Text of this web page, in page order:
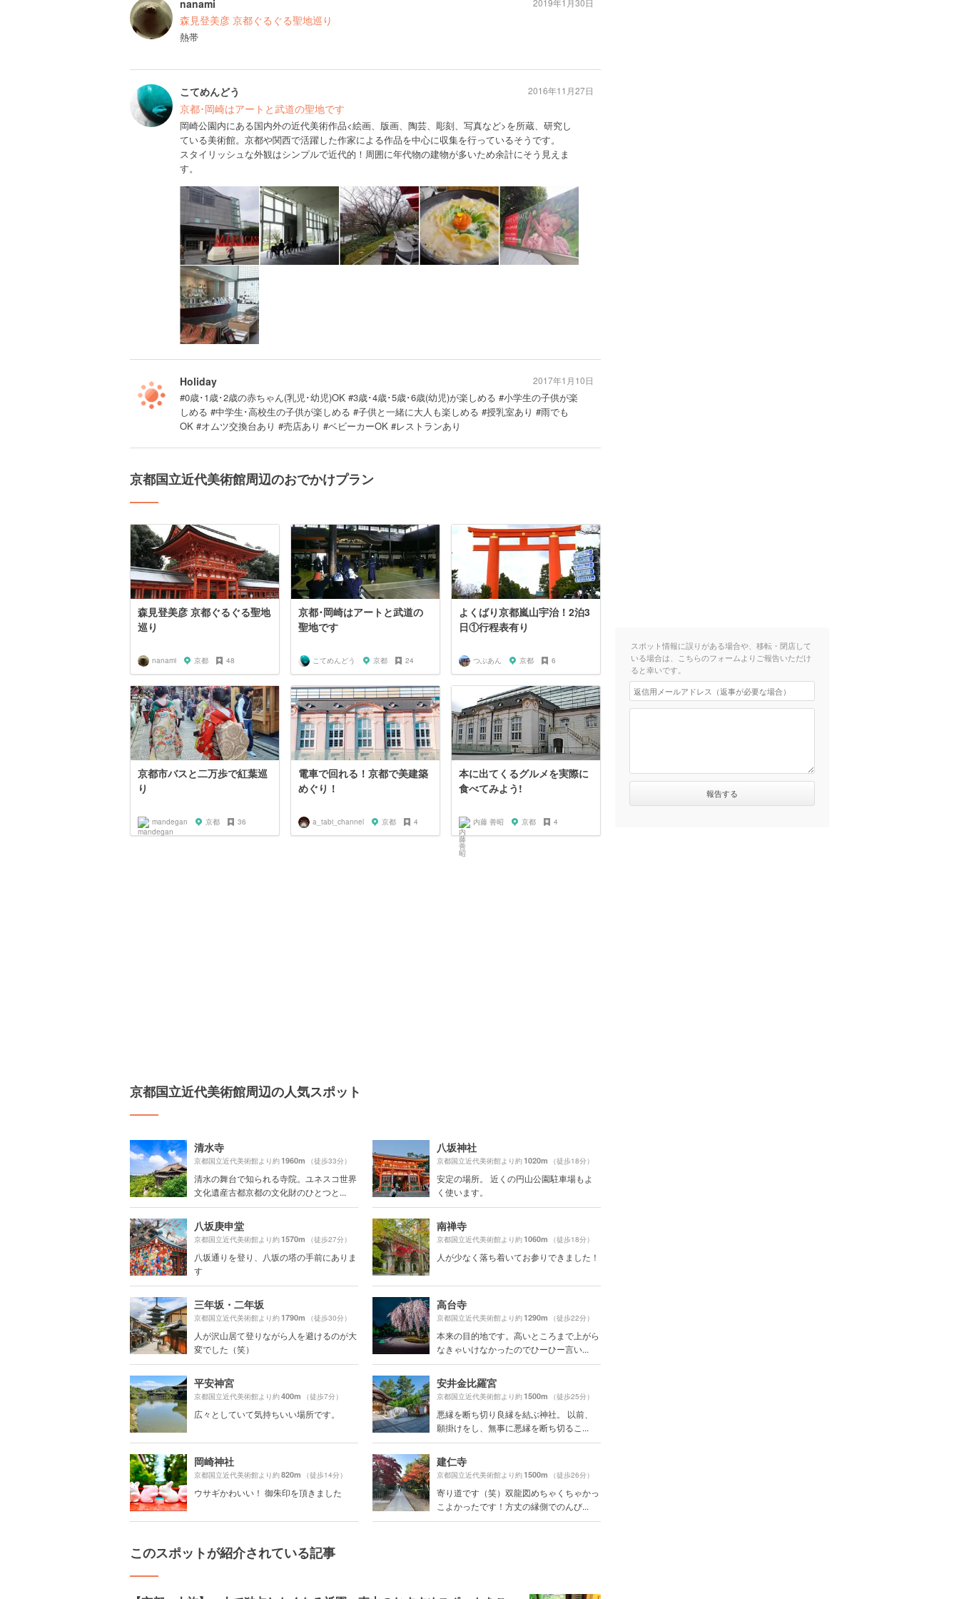
nanami
森見登美彦 京都ぐるぐる聖地巡り
熱帯
2019年1月30日
こてめんどう
京都･岡崎はアートと武道の聖地です
岡崎公園内にある国内外の近代美術作品<絵画、版画、陶芸、彫刻、写真など>を所蔵、研究し
ている美術館。京都や関西で活躍した作家による作品を中心に収集を行っているそうです。
スタイリッシュな外観はシンプルで近代的！周囲に年代物の建物が多いため余計にそう見えま
す。
2016年11月27日
Holiday
#0歳･1歳･2歳の赤ちゃん(乳児･幼児)OK #3歳･4歳･5歳･6歳(幼児)が楽しめる #小学生の子供が楽
しめる #中学生･高校生の子供が楽しめる #子供と一緒に大人も楽しめる #授乳室あり #雨でも
OK #オムツ交換台あり #売店あり #ベビーカーOK #レストランあり
2017年1月10日
京都国立近代美術館周辺のおでかけプラン
森見登美彦 京都ぐるぐる聖地
巡り
nanami 京都 48
京都･岡崎はアートと武道の
聖地です
こてめんどう 京都 24
よくばり京都嵐山宇治！2泊3
日①行程表有り
つぶあん 京都 6
京都市バスと二万歩で紅葉巡
り
mandegan 京都 36
電車で回れる！京都で美建築
めぐり！
a_tabi_channel 京都 4
本に出てくるグルメを実際に
食べてみよう!
内藤 善昭 京都 4
京都国立近代美術館周辺の人気スポット
清水寺
京都国立近代美術館より約1960m （徒歩33分）
清水の舞台で知られる寺院。ユネスコ世界
文化遺産古都京都の文化財のひとつと...
八坂神社
京都国立近代美術館より約1020m （徒歩18分）
安定の場所。 近くの円山公園駐車場もよ
く使います。
八坂庚申堂
京都国立近代美術館より約1570m （徒歩27分）
八坂通りを登り、八坂の塔の手前にありま
す
南禅寺
京都国立近代美術館より約1060m （徒歩18分）
人が少なく落ち着いてお参りできました！
三年坂・二年坂
京都国立近代美術館より約1790m （徒歩30分）
人が沢山居て登りながら人を避けるのが大
変でした（笑）
高台寺
京都国立近代美術館より約1290m （徒歩22分）
本来の目的地です。高いところまで上がら
なきゃいけなかったのでひーひー言い...
平安神宮
京都国立近代美術館より約400m （徒歩7分）
広々としていて気持ちいい場所です。
安井金比羅宮
京都国立近代美術館より約1500m （徒歩25分）
悪縁を断ち切り良縁を結ぶ神社。 以前、
願掛けをし、無事に悪縁を断ち切るこ...
岡崎神社
京都国立近代美術館より約820m （徒歩14分）
ウサギかわいい！ 御朱印を頂きました
建仁寺
京都国立近代美術館より約1500m （徒歩26分）
寄り道です（笑）双龍図めちゃくちゃかっ
こよかったです！方丈の縁側でのんび...
このスポットが紹介されている記事
スポット情報に誤りがある場合や、移転・閉店して
いる場合は、こちらのフォームよりご報告いただけ
ると幸いです。